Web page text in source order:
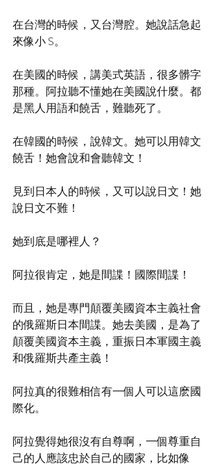
在台灣的時候，又台灣腔。她說話急起
來像小 S。
在美國的時候，講美式英語，很多髒字
那種。阿拉聽不懂她在美國說什麼。都
是黑人用語和饒舌，難聽死了。
在韓國的時候，說韓文。她可以用韓文
饒舌！她會說和會聽韓文！
見到日本人的時候，又可以說日文！她
說日文不難！
她到底是哪裡人？
阿拉很肯定，她是間諜！國際間諜！
而且，她是專門顛覆美國資本主義社會
的俄羅斯日本間諜。她去美國，是為了
顛覆美國資本主義，重振日本軍國主義
和俄羅斯共產主義！
阿拉真的很難相信有一個人可以這麽國
際化。
阿拉覺得她很沒有自尊啊，一個尊重自
己的人應該忠於自己的國家，比如像